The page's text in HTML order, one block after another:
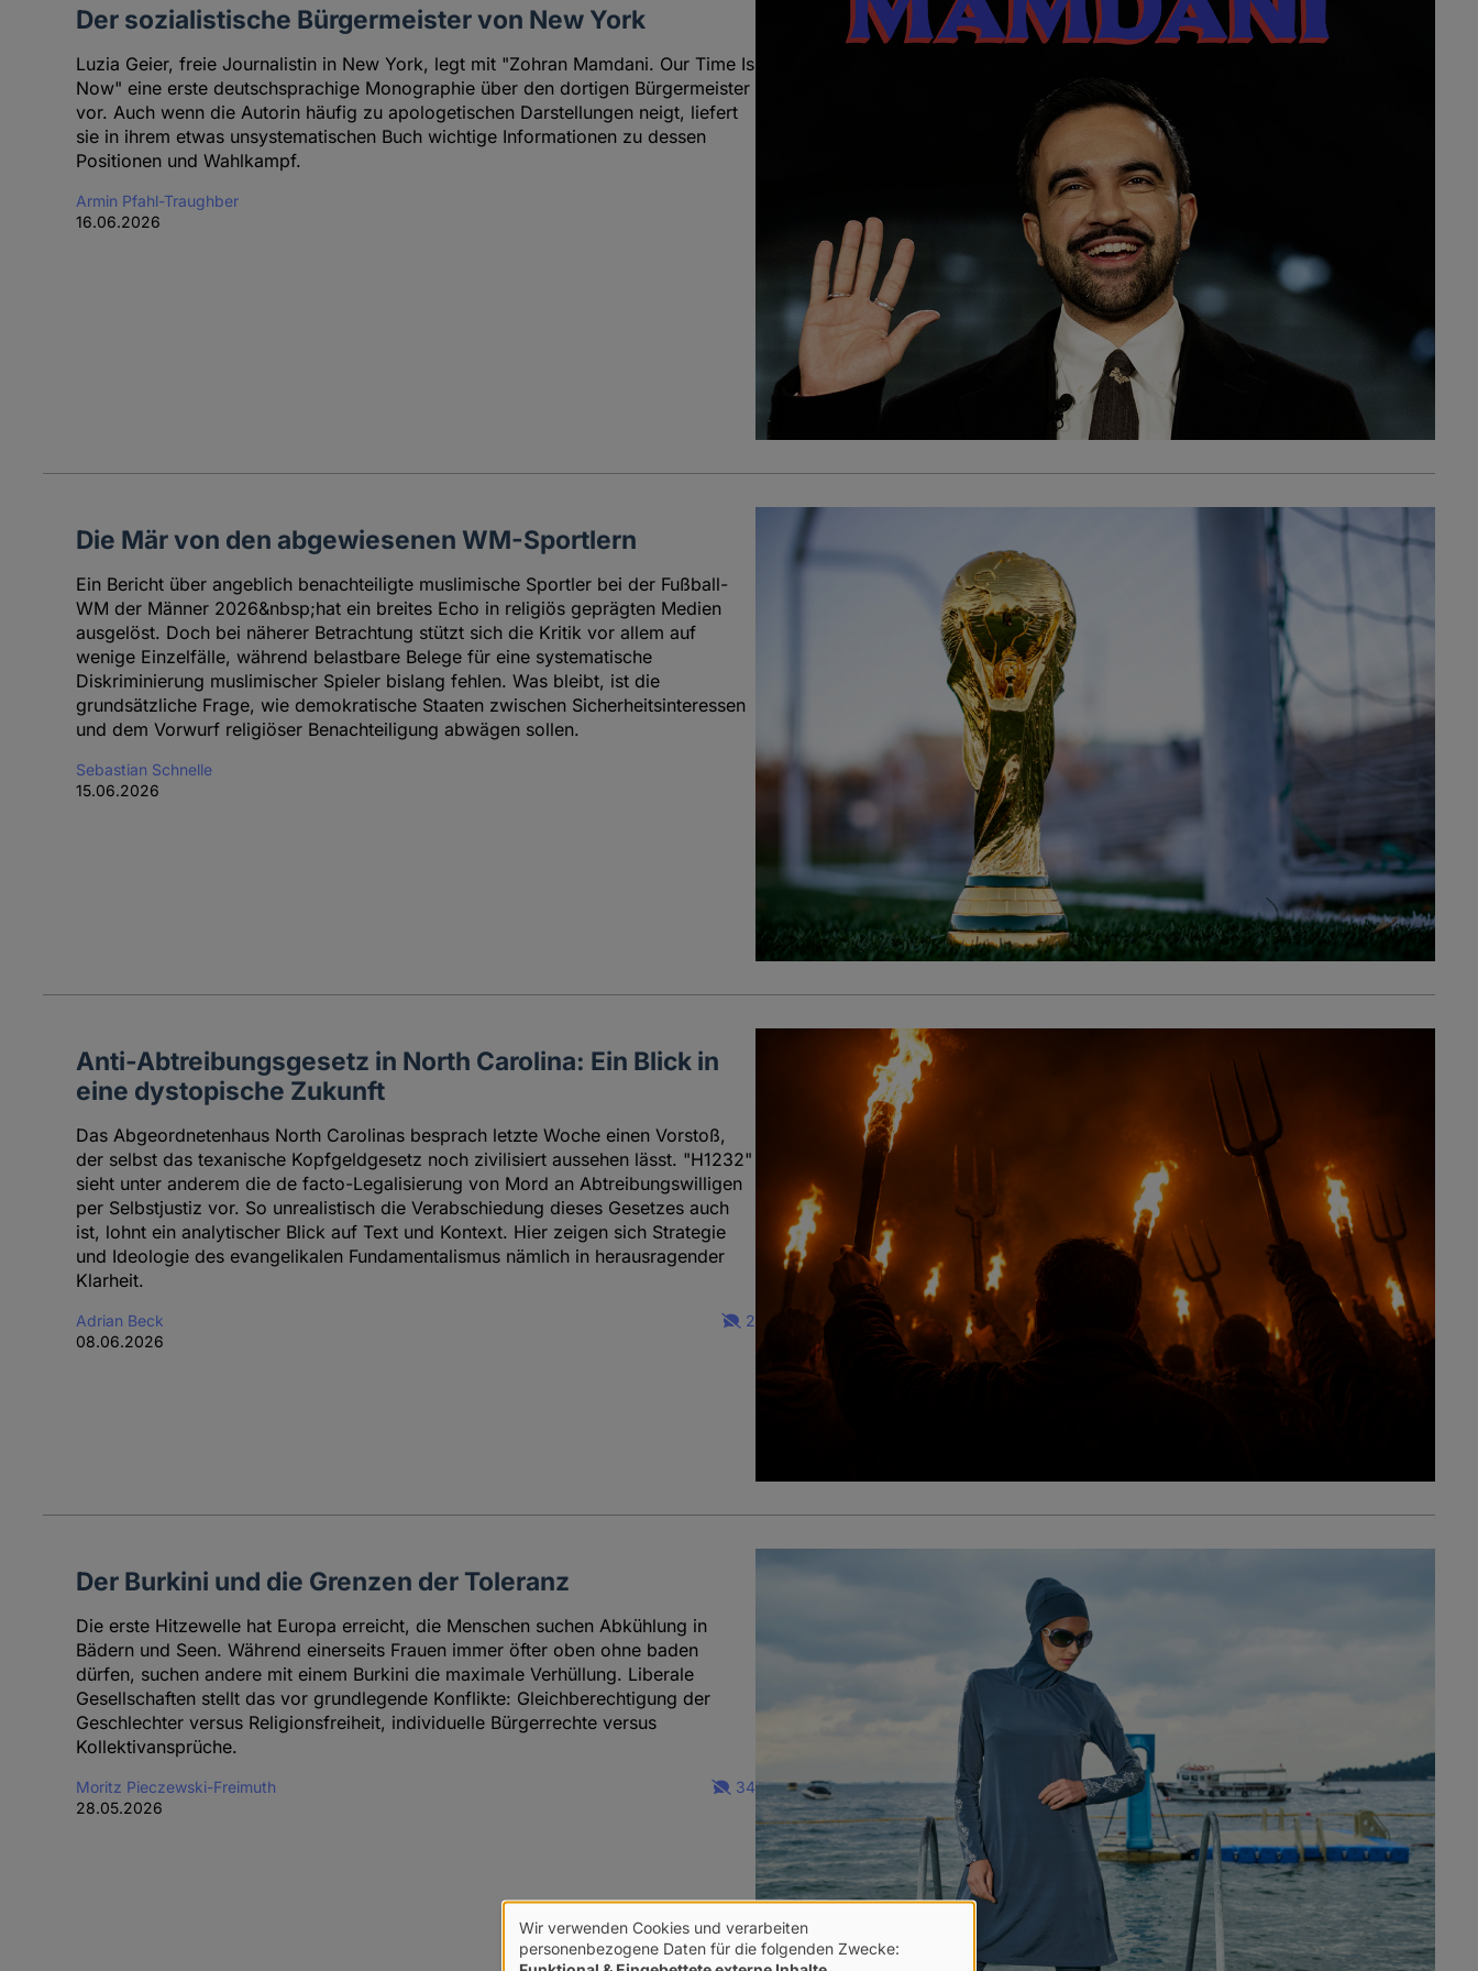
Der sozialistische Bürgermeister von New York
Luzia Geier, freie Journalistin in New York, legt mit "Zohran Mamdani. Our Time Is
Now" eine erste deutschsprachige Monographie über den dortigen Bürgermeister
vor. Auch wenn die Autorin häufig zu apologetischen Darstellungen neigt, liefert
sie in ihrem etwas unsystematischen Buch wichtige Informationen zu dessen
Positionen und Wahlkampf.
Armin Pfahl-Traughber
16.06.2026
Die Mär von den abgewiesenen WM-Sportlern
Ein Bericht über angeblich benachteiligte muslimische Sportler bei der Fußball-
WM der Männer 2026&nbsp;hat ein breites Echo in religiös geprägten Medien
ausgelöst. Doch bei näherer Betrachtung stützt sich die Kritik vor allem auf
wenige Einzelfälle, während belastbare Belege für eine systematische
Diskriminierung muslimischer Spieler bislang fehlen. Was bleibt, ist die
grundsätzliche Frage, wie demokratische Staaten zwischen Sicherheitsinteressen
und dem Vorwurf religiöser Benachteiligung abwägen sollen.
Sebastian Schnelle
15.06.2026
Anti-Abtreibungsgesetz in North Carolina: Ein Blick in
eine dystopische Zukunft
Das Abgeordnetenhaus North Carolinas besprach letzte Woche einen Vorstoß,
der selbst das texanische Kopfgeldgesetz noch zivilisiert aussehen lässt. "H1232"
sieht unter anderem die de facto-Legalisierung von Mord an Abtreibungswilligen
per Selbstjustiz vor. So unrealistisch die Verabschiedung dieses Gesetzes auch
ist, lohnt ein analytischer Blick auf Text und Kontext. Hier zeigen sich Strategie
und Ideologie des evangelikalen Fundamentalismus nämlich in herausragender
Klarheit.
Adrian Beck
08.06.2026
2
Der Burkini und die Grenzen der Toleranz
Die erste Hitzewelle hat Europa erreicht, die Menschen suchen Abkühlung in
Bädern und Seen. Während einerseits Frauen immer öfter oben ohne baden
dürfen, suchen andere mit einem Burkini die maximale Verhüllung. Liberale
Gesellschaften stellt das vor grundlegende Konflikte: Gleichberechtigung der
Geschlechter versus Religionsfreiheit, individuelle Bürgerrechte versus
Kollektivansprüche.
Moritz Pieczewski-Freimuth
28.05.2026
34
Verwendung
Wir verwenden Cookies und verarbeiten
personenbezogene Daten für die folgenden Zwecke: